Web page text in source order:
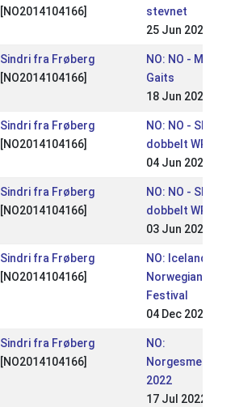
[NO2014104166]
stevnet
25 Jun 2023
Sindri fra Frøberg
[NO2014104166]
NO: NO -
Gaits
18 Jun 2023
Sindri fra Frøberg
[NO2014104166]
NO: NO - Sleipnir
dobbelt WR
04 Jun 2023
Sindri fra Frøberg
[NO2014104166]
NO: NO - Sleipnir
dobbelt WR
03 Jun 2023
Sindri fra Frøberg
[NO2014104166]
NO: Icelandic
Norwegian Horse
Festival
04 Dec 2022
Sindri fra Frøberg
[NO2014104166]
NO:
2022
17 Jul 2022